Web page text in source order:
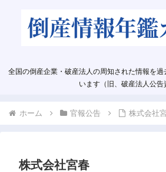
全国の倒産企業・破産法人の周知された情報を
います（旧、破産法人公告
ホーム 官報公告 株式会社
株式会社宮春